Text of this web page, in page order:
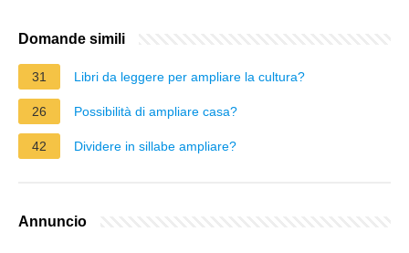
Domande simili
31 Libri da leggere per ampliare la cultura?
26 Possibilità di ampliare casa?
42 Dividere in sillabe ampliare?
Annuncio